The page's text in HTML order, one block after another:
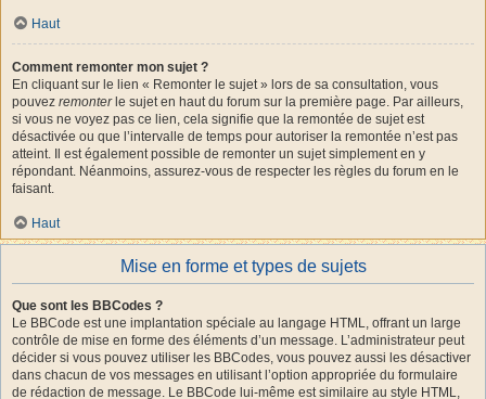
Haut
Comment remonter mon sujet ?
En cliquant sur le lien « Remonter le sujet » lors de sa consultation, vous
pouvez remonterle sujet en haut du forum sur la première page. Par ailleurs,
si vous ne voyez pas ce lien, cela signifie que la remontée de sujet est
désactivée ou que l’intervalle de temps pour autoriser la remontée n’est pas
atteint. Il est également possible de remonter un sujet simplement en y
répondant. Néanmoins, assurez-vous de respecter les règles du forum en le
faisant.
Haut
Mise en forme et types de sujets
Que sont les BBCodes ?
Le BBCode est une implantation spéciale au langage HTML, offrant un large
contrôle de mise en forme des éléments d’un message. L’administrateur peut
décider si vous pouvez utiliser les BBCodes, vous pouvez aussi les désactiver
dans chacun de vos messages en utilisant l’option appropriée du formulaire
de rédaction de message. Le BBCode lui-même est similaire au style HTML,